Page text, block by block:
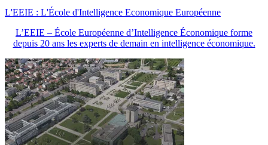
L'EEIE : L'École d'Intelligence Economique Européenne
L’EEIE – École Européenne d’Intelligence Économique forme
depuis 20 ans les experts de demain en intelligence économique.